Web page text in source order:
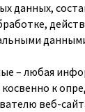
данных,
– любая
к
веб-